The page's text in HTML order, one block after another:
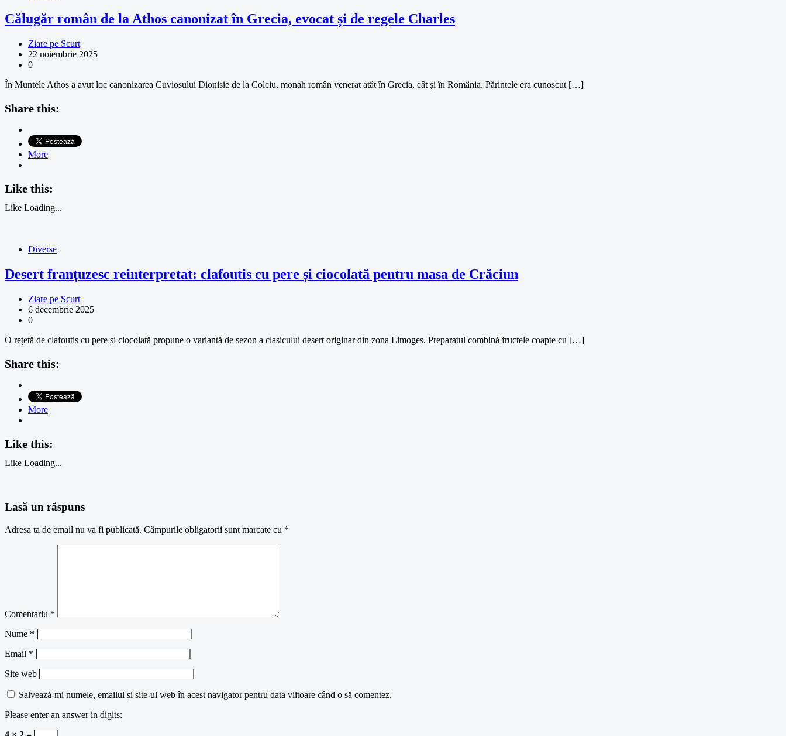
Călugăr român de la Athos canonizat în Grecia, evocat și de regele Charles
Ziare pe Scurt
22 noiembrie 2025
0
În Muntele Athos a avut loc canonizarea Cuviosului Dionisie de la Colciu, monah român venerat atât în Grecia, cât și în România. Părintele era cunoscut […]
Share this:
More
Like this:
Like Loading...
Diverse
Desert franțuzesc reinterpretat: clafoutis cu pere și ciocolată pentru masa de Crăciun
Ziare pe Scurt
6 decembrie 2025
0
O rețetă de clafoutis cu pere și ciocolată propune o variantă de sezon a clasicului desert originar din zona Limoges. Preparatul combină fructele coapte cu […]
Share this:
More
Like this:
Like Loading...
Lasă un răspuns
Adresa ta de email nu va fi publicată. Câmpurile obligatorii sunt marcate cu *
Comentariu *
Nume *
Email *
Site web
Salvează-mi numele, emailul și site-ul web în acest navigator pentru data viitoare când o să comentez.
Please enter an answer in digits: